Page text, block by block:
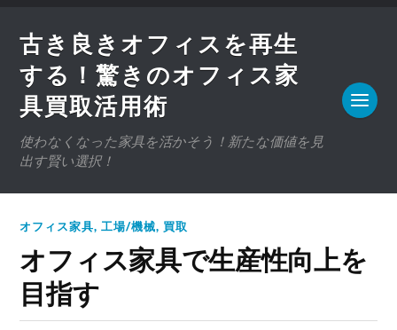
古き良きオフィスを再生
する！驚きのオフィス家
具買取活用術
使わなくなった家具を活かそう！新たな価値を見
出す賢い選択！
オフィス家具,工場/機械, 買取
オフィス家具で生産性向上を
目指す